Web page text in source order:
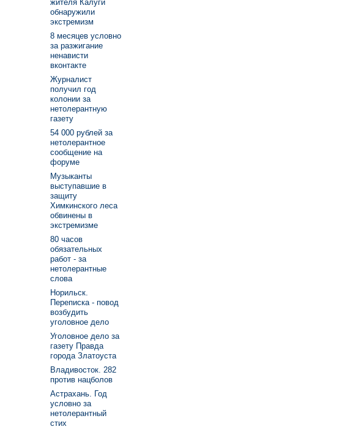
жителя Калуги
обнаружили
экстремизм
8 месяцев условно
за разжигание
ненависти
вконтакте
Журналист
получил год
колонии за
нетолерантную
газету
54 000 рублей за
нетолерантное
сообщение на
форуме
Музыканты
выступавшие в
защиту
Химкинского леса
обвинены в
экстремизме
80 часов
обязательных
работ - за
нетолерантные
слова
Норильск.
Переписка - повод
возбудить
уголовное дело
Уголовное дело за
газету Правда
города Златоуста
Владивосток. 282
против нацболов
Астрахань. Год
условно за
нетолерантный
стих